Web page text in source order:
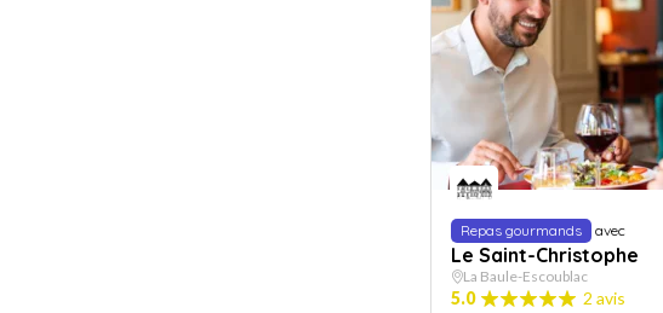
Repas gourmands avec
Le Saint-Christophe
La Baule-Escoublac
5.0 2 avis